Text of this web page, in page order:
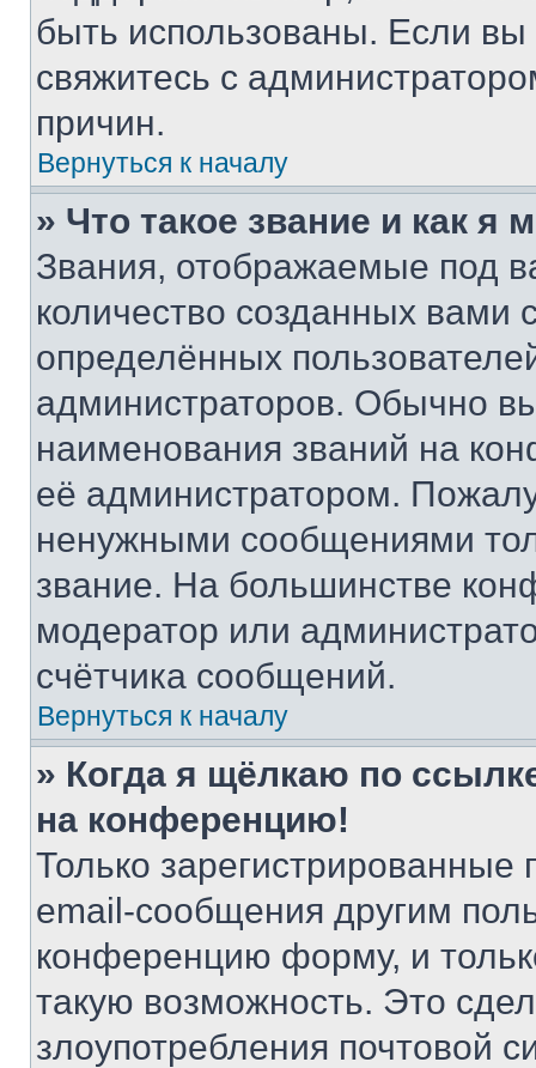
быть использованы. Если
свяжитесь с
причин.
Вернуться к началу
» Что такое звание и как я
Звания, отображаемые под
количество созданных
определённых
администраторов. Обычно
наименования званий на
её администратором.
ненужными сообщениями
звание. На большинстве
модератор или
счётчика сообщений.
Вернуться к началу
» Когда я щёлкаю по
на конференцию!
Только зарегистрированные
email-сообщения другим
конференцию форму, и
такую возможность. Это
злоупотребления почтовой